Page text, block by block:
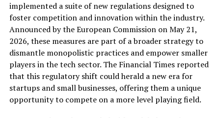
„Die Implementierung von Honey Badger BFT ist ein
wichtiger Punkt in unserem Bestreben, ein dezentrales
Ökosystem zu schaffen, das auf Sicherheit und
Transparenz ausgerichtet ist. Wir glauben, dass eine
sichere und zuverlässige Blockchain die Zukunft ist, und
DMD Diamond steht an der Spitze dieses revolutionären
Prozesses. Unsere Benutzer müssen wissen, dass ihre
Daten geschützt sind, und die von uns implementierte
Technologie konzentriert sich auf Vertrauen und
implemented a suite of new regulations designed to
foster competition and innovation within the industry.
Announced by the European Commission on May 21,
2026, these measures are part of a broader strategy to
dismantle monopolistic practices and empower smaller
players in the tech sector. The Financial Times reported
that this regulatory shift could herald a new era for
startups and small businesses, offering them a unique
opportunity to compete on a more level playing field.